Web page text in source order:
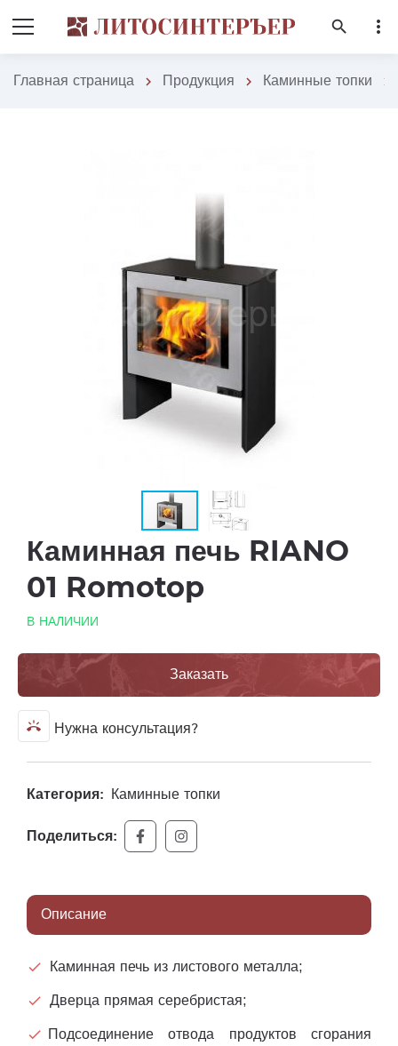
search more_vert
Главная страница chevron_right Продукция chevron_right Каминные топки chevron_right
Каминная печь RIANO
01 Romotop
В НАЛИЧИИ
Заказать
ring_volume Нужна консультация?
Категория: Каминные топки
Поделиться:
Описание
Каминная печь из листового металла;
Дверца прямая серебристая;
Подсоединение отвода продуктов сгорания